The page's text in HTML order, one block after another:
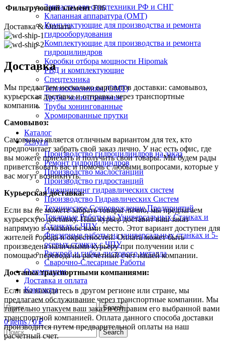
Запчасти для спецтехники РФ и СНГ
Клапанная аппаратура (OMT)
Комплектующие для производства и ремонта
гидрооборудования
Комплектующие для производства и ремонта
гидроцилиндров
Коробки отбора мощности Hipomak
РВД и комплектующие
Спецтехника
Теплообменники (OMT)
Трубы хонингованные
Трубы хонингованные
Хромированные прутки
Каталог
Услуги
Производство гидроцилиндров на заказ
Ремонт гидроцилиндров
Производство маслостанций
Производство гидростанций
Инжиниринг гидравлических систем
Производство Гидравлических Систем
Техническое Сопровождение Предприятий
Токарные Работы на Универсальных Станках и
Станках с ЧПУ
Фрезерные работы на универсальных станках и 5-
осевых станках с ЧПУ
Раскрой и гибка листового металла
Сварочно-Слесарные Работы
О компании
Доставка и оплата
Контакты
Search
0items / 0₽
Search
Фильтрующий элемент F06
Доставка & Оплата
Доставка
Мы предлагаем несколько вариантов доставки: самовывоз,
курьерская доставка и отправка через транспортные
компании.
Самовывоз:
Самовывоз является отличным вариантом для тех, кто
предпочитает забрать свой заказ лично. У нас есть офис, где
вы можете приехать и получить свои товары. Мы будем рады
приветствовать вас и помочь с любыми вопросами, которые у
вас могут возникнуть.
Курьерская доставка:
Если вы не можете забрать товары лично, мы предлагаем
курьерскую доставку. Наш курьер доставит ваш заказ
напрямую в указанное вами место. Этот вариант доступен для
жителей города и окрестностей. Оплата может быть
произведена наличными курьеру при получении или с
помощью перевода на расчетный счет нашей компании.
Доставка траyспортными компаниями:
Если вы находитесь в другом регионе или стране, мы
предлагаем обслуживание через транспортные компании. Мы
тщательно упакуем ваш заказ и отправим его выбранной вами
транспортной компанией. Оплата данного способа доставки
производится путем предварительной оплаты на наш
расчетный счет.